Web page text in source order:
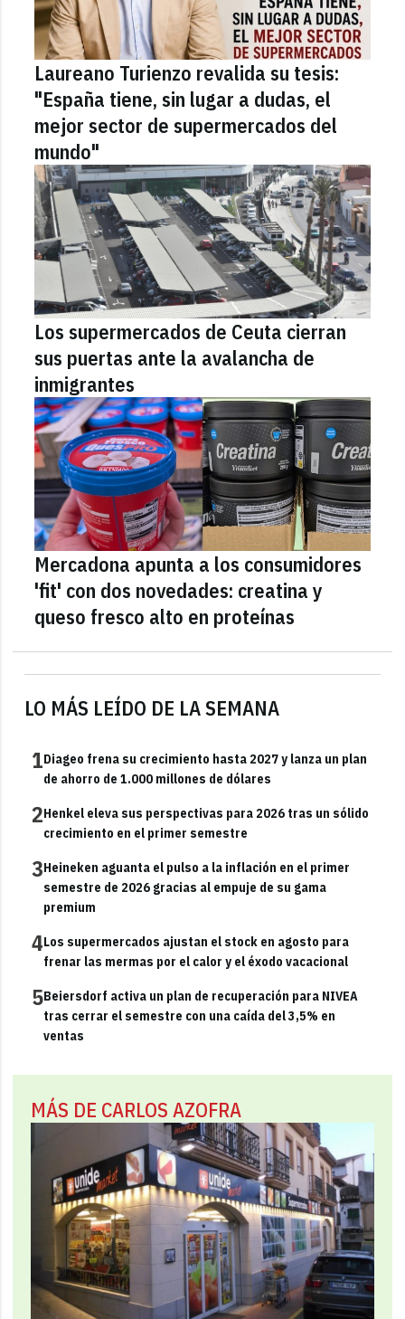
LO MÁS LEÍDO DE LA SEMANA
1Diageo frena su crecimiento hasta 2027 y lanza un plan
de ahorro de 1.000 millones de dólares
2Henkel eleva sus perspectivas para 2026 tras un sólido
crecimiento en el primer semestre
3Heineken aguanta el pulso a la inflación en el primer
semestre de 2026 gracias al empuje de su gama
premium
4Los supermercados ajustan el stock en agosto para
frenar las mermas por el calor y el éxodo vacacional
5Beiersdorf activa un plan de recuperación para NIVEA
tras cerrar el semestre con una caída del 3,5% en
ventas
MÁS DE CARLOS AZOFRA
Laureano Turienzo revalida su tesis:
"España tiene, sin lugar a dudas, el
mejor sector de supermercados del
mundo"
Los supermercados de Ceuta cierran
sus puertas ante la avalancha de
inmigrantes
Mercadona apunta a los consumidores
'fit' con dos novedades: creatina y
queso fresco alto en proteínas